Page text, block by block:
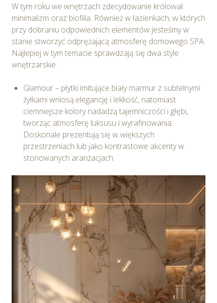
W tym roku we wnętrzach zdecydowanie królował
minimalizm oraz biofilia. Również w łazienkach, w których
przy dobraniu odpowiednich elementów jesteśmy w
stanie stworzyć odprężającą atmosferę domowego SPA.
Najlepiej w tym temacie sprawdzają się dwa style
wnętrzarskie:
Glamour – płytki imitujące biały marmur z subtelnymi
żyłkami wniosą elegancję i lekkość, natomiast
ciemniejsze kolory nadadzą tajemniczości i głębi,
tworząc atmosferę luksusu i wyrafinowania.
Doskonale prezentują się w większych
przestrzeniach lub jako kontrastowe akcenty w
stonowanych aranżacjach.